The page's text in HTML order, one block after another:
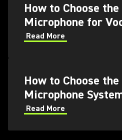
How to Choose
Microphone for
Read More
How to Choose
Microphone
Read More